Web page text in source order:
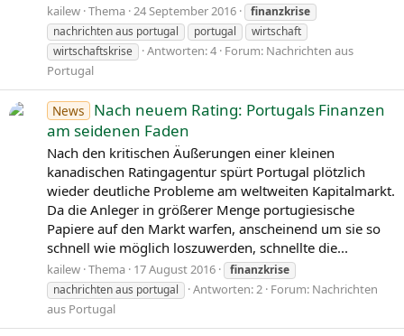
kailew Thema 24 September 2016
finanzkrise
nachrichten aus portugal
portugal
wirtschaft
wirtschaftskrise
Antworten: 4 Forum: Nachrichten aus
Portugal
News
Nach neuem Rating: Portugals Finanzen
am seidenen Faden
Nach den kritischen Äußerungen einer kleinen
kanadischen Ratingagentur spürt Portugal plötzlich
wieder deutliche Probleme am weltweiten Kapitalmarkt.
Da die Anleger in größerer Menge portugiesische
Papiere auf den Markt warfen, anscheinend um sie so
schnell wie möglich loszuwerden, schnellte die...
kailew Thema 17 August 2016
finanzkrise
nachrichten aus portugal
Antworten: 2 Forum: Nachrichten
aus Portugal